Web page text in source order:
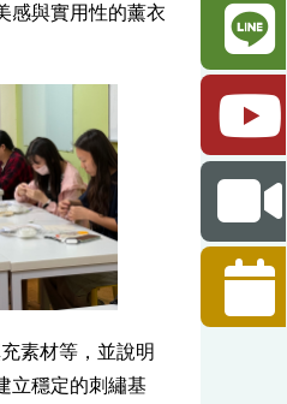
感與實用性的薰衣
素材等，並說明
立穩定的刺繡基